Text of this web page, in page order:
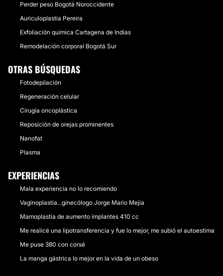
Perder peso Bogotá Noroccidente
Auriculoplastia Pereira
Exfoliación química Cartagena de Indias
Remodelación corporal Bogotá Sur
OTRAS BÚSQUEDAS
Fotodepilación
Regeneración celular
Cirugía oncoplástica
Reposición de orejas prominentes
Nanofat
Plasma
EXPERIENCIAS
Mala experiencia no lo recomiendo
Vaginoplastia...ginecólogo Jorge Mario Mejia
Mamoplastia de aumento implantes 410 cc
Me realicé una lipotransferencia y fue lo mejor, me subió el autoestima
Me puse 380 con corsé
La manga gástrica lo mejor en la vida de un obeso